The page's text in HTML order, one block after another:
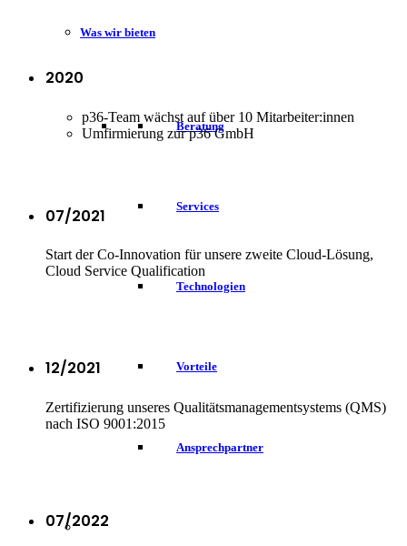
Was wir bieten
Beratung
Services
Technologien
Vorteile
Ansprechpartner
2020
p36-Team wächst auf über 10 Mitarbeiter:innen
Umfirmierung zur p36 GmbH
07/2021
Start der Co-Innovation für unsere zweite Cloud-Lösung,
Cloud Service Qualification
12/2021
Zertifizierung unseres Qualitätsmanagementsystems (QMS)
nach ISO 9001:2015
07/2022